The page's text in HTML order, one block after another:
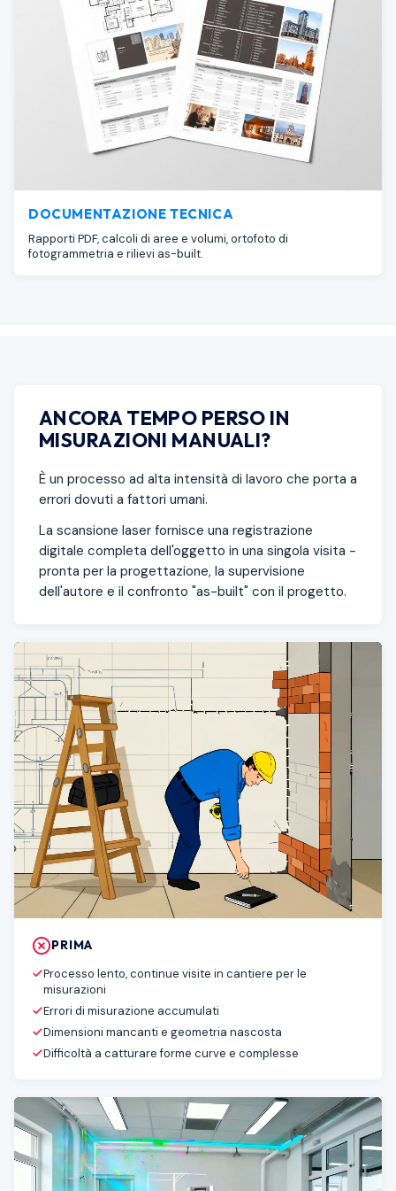
DOCUMENTAZIONE TECNICA
Rapporti PDF, calcoli di aree e volumi, ortofoto di
fotogrammetria e rilievi as-built.
ANCORA TEMPO PERSO IN
MISURAZIONI MANUALI?
È un processo ad alta intensità di lavoro che porta a
errori dovuti a fattori umani.
La scansione laser fornisce una registrazione
digitale completa dell'oggetto in una singola visita -
pronta per la progettazione, la supervisione
dell'autore e il confronto "as-built" con il progetto.
PRIMA
Processo lento, continue visite in cantiere per le
misurazioni
Errori di misurazione accumulati
Dimensioni mancanti e geometria nascosta
Difficoltà a catturare forme curve e complesse